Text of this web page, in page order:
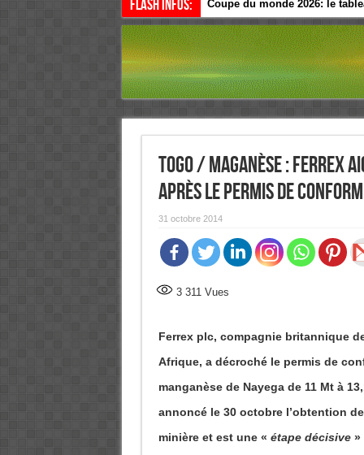
Flash Infos: Coupe du monde 2026: le
Esclavage: à Accra, l’Afrique
Togo / Maganèse : Ferrex
après le permis de
31 octobre 2014
3 311Vues
Ferrex plc, compagnie britannique
Afrique, a décroché le permis de
manganèse de Nayega de 11 Mt à
annoncé le 30 octobre l’obtention
minière et est une « étape décisive »